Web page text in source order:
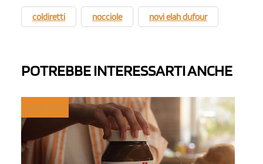
coldiretti nocciole novi elah dufour
POTREBBE INTERESSARTI ANCHE